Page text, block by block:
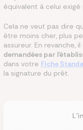
équivalent à celui
Cela ne veut pas dire
être moins cher, plus
assureur. En revanche,
demandées par
dans votre Fiche
la signature du prêt.